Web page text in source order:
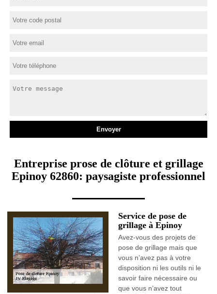
Entreprise prose de clôture et grillage
Epinoy 62860: paysagiste professionnel
Service de pose de
grillage à Epinoy
Avez-vous des projets de
pose de grillage mais que
vous n’avez pas à votre
disposition ni les outils ni le
savoir faire nécessaire ou
que vous n’avez tout